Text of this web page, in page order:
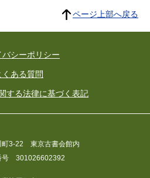
ページ上部へ戻る
バシーポリシー
くある質問
する法律に基づく表記
町3-22 東京古書会館内
号 301026602392